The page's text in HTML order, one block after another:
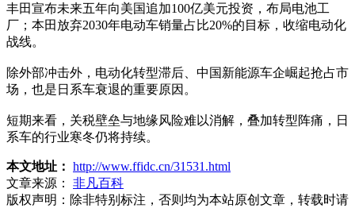
丰田宣布未来五年向美国追加100亿美元投资，布局电池工
厂；本田放弃2030年电动车销量占比20%的目标，收缩电动化
战线。
除外部冲击外，电动化转型滞后、中国新能源车企崛起抢占市
场，也是日系车衰退的重要原因。
短期来看，关税壁垒与地缘风险难以消解，叠加转型阵痛，日
系车的行业寒冬仍将持续。
本文地址： http://www.ffidc.cn/31531.html
文章来源：
非凡百科
版权声明： 除非特别标注，否则均为本站原创文章，转载时请